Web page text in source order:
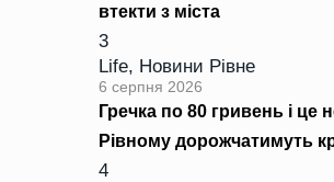
втекти з міста
3
Life, Новини Рівне
6 серпня 2026
Гречка по 80 гривень і це
Рівному дорожчатимуть
4